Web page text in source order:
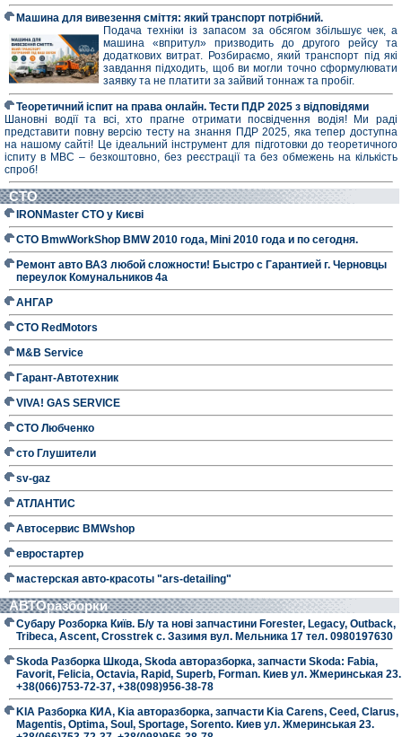
Машина для вивезення сміття: який транспорт потрібний.
Подача техніки із запасом за обсягом збільшує чек, а
машина «впритул» призводить до другого рейсу та
додаткових витрат. Розбираємо, який транспорт під які
завдання підходить, щоб ви могли точно сформулювати
заявку та не платити за зайвий тоннаж та пробіг.
Теоретичний іспит на права онлайн. Тести ПДР 2025 з відповідями
Шановні водії та всі, хто прагне отримати посвідчення водія! Ми раді
представити повну версію тесту на знання ПДР 2025, яка тепер доступна
на нашому сайті! Це ідеальний інструмент для підготовки до теоретичного
іспиту в МВС – безкоштовно, без реєстрації та без обмежень на кількість
спроб!
СТО
IRONMaster СТО у Києві
СТО BmwWorkShop BMW 2010 года, Mini 2010 года и по сегодня.
Ремонт авто ВАЗ любой сложности! Быстро с Гарантией г. Черновцы
переулок Комунальников 4а
АНГАР
СТО RedMotors
M&B Service
Гарант-Автотехник
VIVA! GAS SERVICE
СТО Любченко
сто Глушители
sv-gaz
АТЛАНТИС
Автосервис BMWshop
евростартер
мастерская авто-красоты "ars-detailing"
АВТОразборки
Субару Розборка Київ. Б/у та нові запчастини Forester, Legacy, Outback,
Tribeca, Ascent, Crosstrek с. Зазимя вул. Мельника 17 тел. 0980197630
Skoda Разборка Шкода, Skoda авторазборка, запчасти Skoda: Fabia,
Favorit, Felicia, Octavia, Rapid, Superb, Forman. Киев ул. Жмеринськая 23.
+38(066)753-72-37, +38(098)956-38-78
KIA Разборка КИА, Kia авторазборка, запчасти Kia Carens, Ceed, Clarus,
Magentis, Optima, Soul, Sportage, Sorento. Киев ул. Жмеринськая 23.